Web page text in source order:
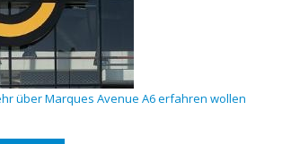
über Marques Avenue A6 erfahren wollen